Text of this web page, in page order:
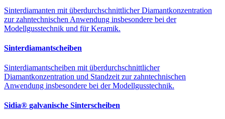
Sinterdiamanten mit überdurchschnittlicher Diamantkonzentration
zur zahntechnischen Anwendung insbesondere bei der
Modellgusstechnik und für Keramik.
Sinterdiamantscheiben
Sinterdiamantscheiben mit überdurchschnittlicher
Diamantkonzentration und Standzeit zur zahntechnischen
Anwendung insbesondere bei der Modellgusstechnik.
Sidia® galvanische Sinterscheiben